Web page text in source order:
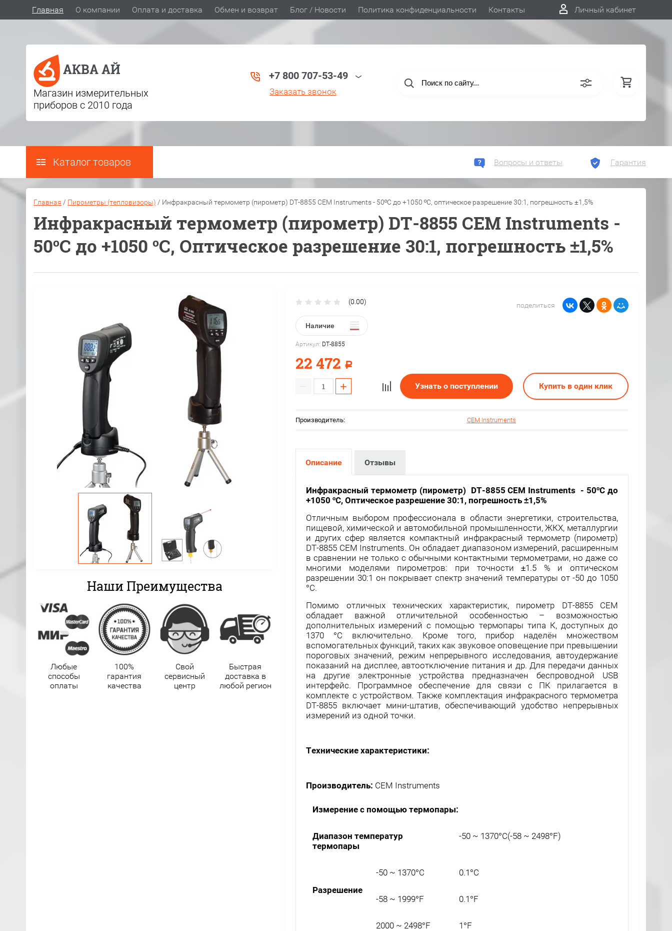
Главная О компании Оплата и доставка Обмен и возврат Блог / Новости Политика конфиденциальности Контакты Личный кабинет
АКВА АЙ
Магазин измерительных
приборов с 2010 года
+7 800 707-53-49
Заказать звонок
Каталог товаров Вопросы и ответы Гарантия
Главная / Пирометры (тепловизоры) / Инфракрасный термометр (пирометр) DT-8855 СЕМ Instruments - 50ºC до +1050 ºC, оптическое разрешение 30:1, погрешность ±1,5%
Инфракрасный термометр (пирометр) DT-8855 СЕМ Instruments -
50ºC до +1050 ºC, Оптическое разрешение 30:1, погрешность ±1,5%
Наши Преимущества
Любые
способы
оплаты
100%
гарантия
качества
Свой
сервисный
центр
Быстрая
доставка в
любой регион
(0.00)
Наличие
Артикул: DT-8855
22 472 Р
поделиться
+ Узнать о поступлении Купить в один клик
Производитель: CEM Instruments
Описание Отзывы
Инфракрасный термометр (пирометр) DT-8855 СЕМ Instruments - 50ºC до
+1050 ºC, Оптическое разрешение 30:1, погрешность ±1,5%
Отличным выбором профессионала в области энергетики, строительства,
пищевой, химической и автомобильной промышленности, ЖКХ, металлургии
и других сфер является компактный инфракрасный термометр (пирометр)
DT-8855 СЕМ Instruments. Он обладает диапазоном измерений, расширенным
в сравнении не только с обычными контактными термометрами, но даже со
многими моделями пирометров: при точности ±1.5 % и оптическом
разрешении 30:1 он покрывает спектр значений температуры от -50 до 1050
°С.
Помимо отличных технических характеристик, пирометр DT-8855 СЕМ
обладает важной отличительной особенностью – возможностью
дополнительных измерений с помощью термопары типа К, доступных до
1370 °С включительно. Кроме того, прибор наделён множеством
вспомогательных функций, таких как звуковое оповещение при превышении
пороговых значений, режим непрерывного исследования, автоудержание
показаний на дисплее, автоотключение питания и др. Для передачи данных
на другие электронные устройства предназначен беспроводной USB
интерфейс. Программное обеспечение для связи с ПК прилагается в
комплекте с устройством. Также комплектация инфракрасного термометра
DT-8855 включает мини-штатив, обеспечивающий удобство непрерывных
измерений из одной точки.
Технические характеристики:
Производитель: CEM Instruments
Измерение с помощью термопары:
Диапазон температур
термопары
-50 ~ 1370°C(-58 ~ 2498°F)
Разрешение
-50 ~ 1370°C 0.1°C
-58 ~ 1999°F 0.1°F
2000 ~ 2498°F 1°F